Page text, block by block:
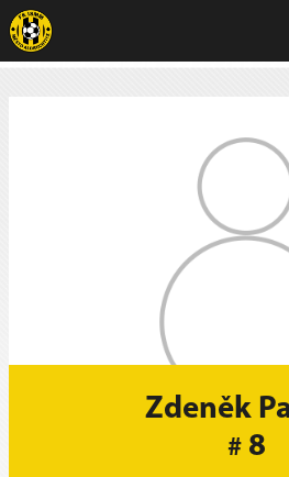
Zdeněk
# 8